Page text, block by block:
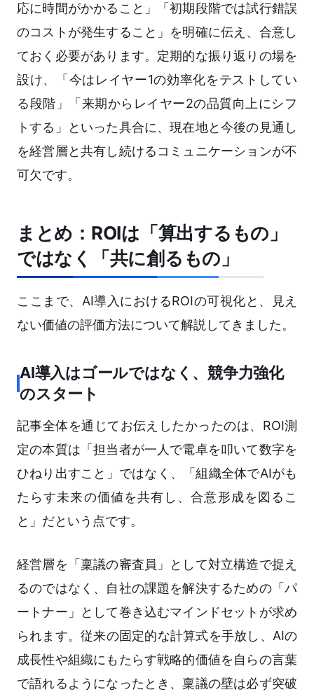
応に時間がかかること」「初期段階では試行錯誤
のコストが発生すること」を明確に伝え、合意し
ておく必要があります。定期的な振り返りの場を
設け、「今はレイヤー1の効率化をテストしてい
る段階」「来期からレイヤー2の品質向上にシフ
トする」といった具合に、現在地と今後の見通し
を経営層と共有し続けるコミュニケーションが不
可欠です。
まとめ：ROIは「算出するもの」
ではなく「共に創るもの」
ここまで、AI導入におけるROIの可視化と、見え
ない価値の評価方法について解説してきました。
AI導入はゴールではなく、競争力強化
のスタート
記事全体を通じてお伝えしたかったのは、ROI測
定の本質は「担当者が一人で電卓を叩いて数字を
ひねり出すこと」ではなく、「組織全体でAIがも
たらす未来の価値を共有し、合意形成を図るこ
と」だという点です。
経営層を「稟議の審査員」として対立構造で捉え
るのではなく、自社の課題を解決するための「パ
ートナー」として巻き込むマインドセットが求め
られます。従来の固定的な計算式を手放し、AIの
成長性や組織にもたらす戦略的価値を自らの言葉
で語れるようになったとき、稟議の壁は必ず突破